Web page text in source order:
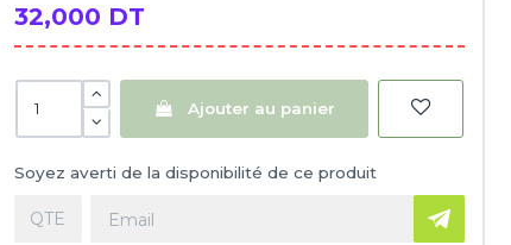
32,000 DT
Ajouter au panier
Soyez averti de la disponibilité de ce produit